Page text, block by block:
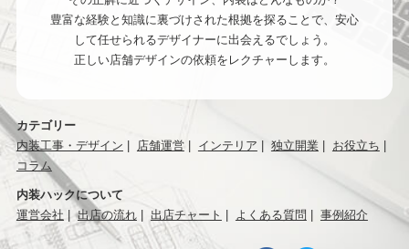
豊富な経験と知識に裏づけされた根拠を探ることで、安心
して任せられるデザイナーに出会えるでしょう。
正しい店舗デザインの依頼をレクチャーします。
カテゴリー
内装工事・デザイン
店舗運営 インテリア 独立開業
お役立ち
コラム
内装ハックについて
運営会社
出店の流れ 出店チャート よくある質問 事例紹介